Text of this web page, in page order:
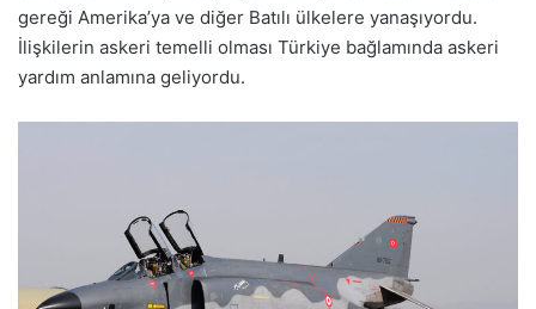
gereği Amerika’ya ve diğer Batılı ülkelere yanaşıyordu.
İlişkilerin askeri temelli olması Türkiye bağlamında askeri
yardım anlamına geliyordu.